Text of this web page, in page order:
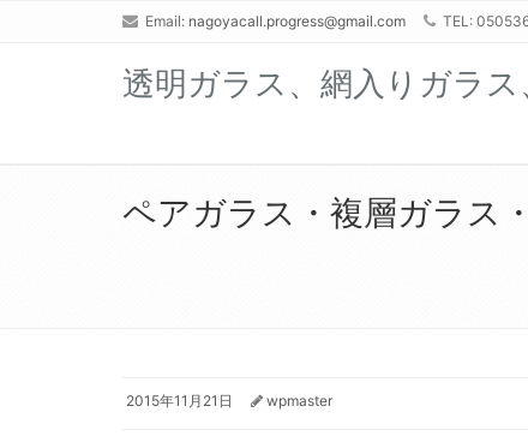
Email: nagoyacall.progress@gmail.com TEL:
透明ガラス、網入りガラ
ペアガラス・複層ガラス
2015年11月21日 wpmaster